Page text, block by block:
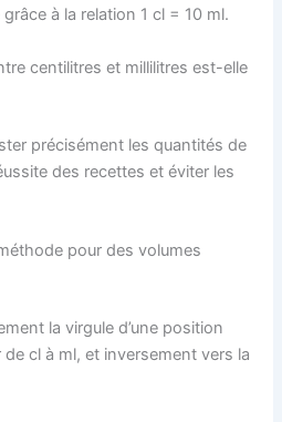
à la relation 1 cl = 10 ml.
centilitres et millilitres est-elle
précisément les quantités de
des recettes et éviter les
pour des volumes
la virgule d’une position
cl à ml, et inversement vers la